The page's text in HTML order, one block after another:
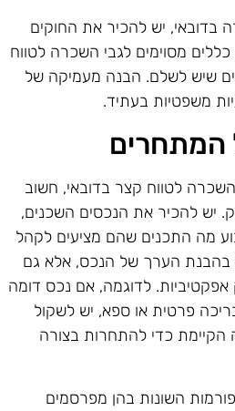
יש להכיר את החוקים
מסוימים לגבי השכרה לטווח
שיש לשלם. הבנה מעמיקה של
משפטיות בעתיד.
המתחרים
לטווח קצר בדובאי, חשוב
להכיר את הנכסים השכנים,
מה התכנים שהם מציעים לקהל
בהבנת הערך של הנכס, אלא גם
אפקטיביות. לדוגמה, אם נכס דומה
פרטית או ספא, יש לשקול
כדי להתחרות בצורה
השונות בהן מפרסמים